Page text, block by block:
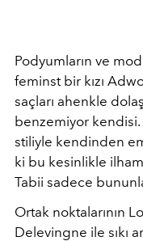
Podyumların ve
feminst bir kızı
saçları ahenkle
benzemiyor
stiliyle kendinden
ki bu kesinlikle
Tabii sadece
Ortak noktalarının
Delevingne ile sıkı